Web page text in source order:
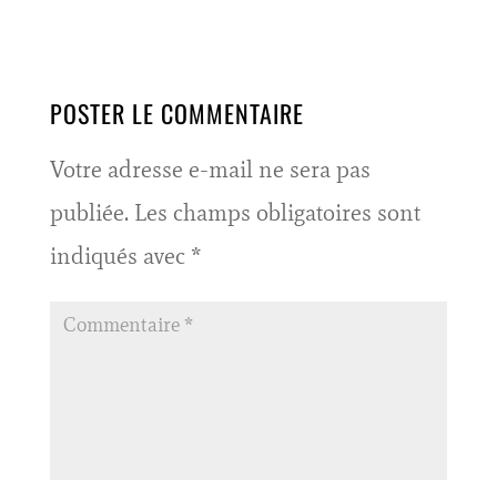
POSTER LE COMMENTAIRE
Votre adresse e-mail ne sera pas
publiée. Les champs obligatoires sont
indiqués avec *